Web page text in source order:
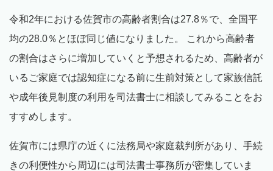
令和2年における佐賀市の高齢者割合は27.8％で、全国平
均の28.0％とほぼ同じ値になりました。 これから高齢者
の割合はさらに増加していくと予想されるため、高齢者が
いるご家庭では認知症になる前に生前対策として家族信託
や成年後見制度の利用を司法書士に相談してみることをお
すすめします。
佐賀市には県庁の近くに法務局や家庭裁判所があり、手続
きの利便性から周辺には司法書士事務所が密集していま